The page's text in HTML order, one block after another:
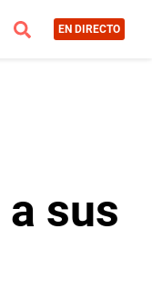
EN DIRECTO
sus